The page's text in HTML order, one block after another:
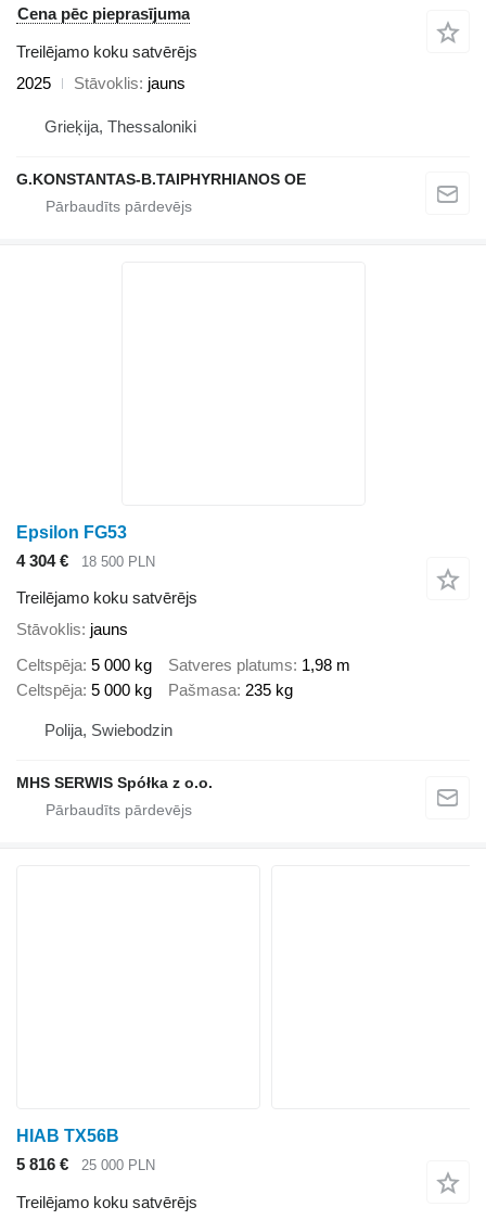
Cena pēc pieprasījuma
Treilējamo koku satvērējs
2025
Stāvoklis jauns
Grieķija, Thessaloniki
G.KONSTANTAS-B.TAIPHYRHIANOS OE
Epsilon FG53
4 304 €
18 500 PLN
Treilējamo koku satvērējs
Stāvoklis jauns
Celtspēja 5 000 kg Satveres platums 1,98 m
Celtspēja 5 000 kg Pašmasa 235 kg
Polija, Swiebodzin
MHS SERWIS Spółka z o.o.
HIAB TX56B
5 816 €
25 000 PLN
Treilējamo koku satvērējs